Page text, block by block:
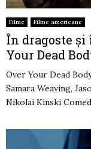
Filme Filme americane
În dragoste și
Your Dead
Over Your Dead
Samara Weaving,
Nikolai Kinski